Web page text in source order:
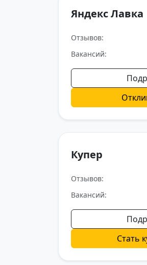
Яндекс Лавка
Отзывов:
Вакансий:
Купер
Отзывов:
Вакансий:
Стать